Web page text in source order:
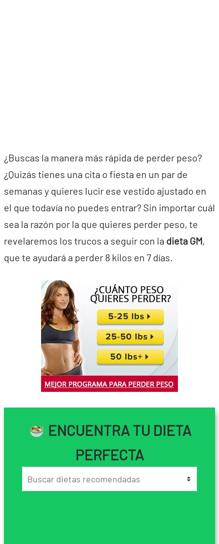
¿Buscas la manera más rápida de perder peso?
¿Quizás tienes una cita o fiesta en un par de
semanas y quieres lucir ese vestido ajustado en
el que todavía no puedes entrar? Sin importar cuál
sea la razón por la que quieres perder peso, te
revelaremos los trucos a seguir con la dieta GM,
que te ayudará a perder 8 kilos en 7 días.
ENCUENTRA TU DIETA
PERFECTA